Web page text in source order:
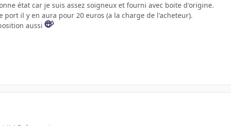
état car je suis assez soigneux et fourni avec boite d'origine.
port il y en aura pour 20 euros (a la charge de l'acheteur).
aussi